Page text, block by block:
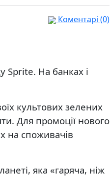
Коментарі (0)
Sprite. На банках і
культових зелених
Для промоції нового
на споживачів
яка «гаряча, ніж